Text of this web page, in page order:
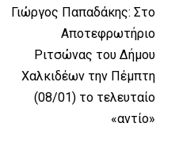
Γιώργος Παπαδάκης: Στο
Αποτεφρωτήριο
Ριτσώνας του Δήμου
Χαλκιδέων την Πέμπτη
(08/01) το τελευταίο
«αντίο»